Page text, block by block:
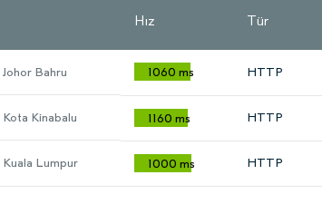
Hız Tür
Johor Bahru 1060 ms HTTP
Kota Kinabalu 1160 ms HTTP
Kuala Lumpur 1000 ms HTTP